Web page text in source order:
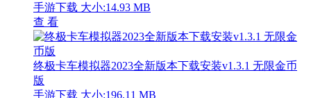
手游下载 大小:14.93 MB
查 看
终极卡车模拟器2023全新版本下载安装v1.3.1 无限金币
版
手游下载 大小:196.11 MB